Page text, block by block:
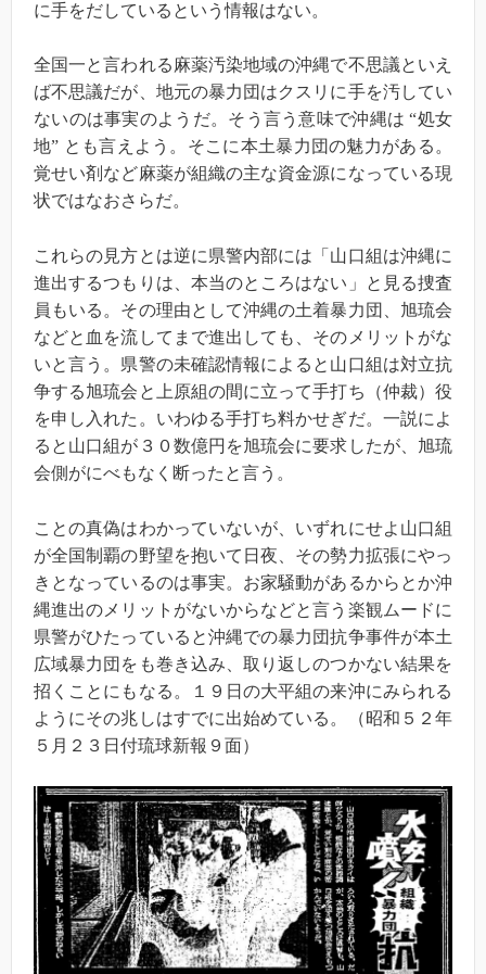
に手をだしているという情報はない。
全国一と言われる麻薬汚染地域の沖縄で不思議といえ
ば不思議だが、地元の暴力団はクスリに手を汚してい
ないのは事実のようだ。そう言う意味で沖縄は “処女
地” とも言えよう。そこに本土暴力団の魅力がある。
覚せい剤など麻薬が組織の主な資金源になっている現
状ではなおさらだ。
これらの見方とは逆に県警内部には「山口組は沖縄に
進出するつもりは、本当のところはない」と見る捜査
員もいる。その理由として沖縄の土着暴力団、旭琉会
などと血を流してまで進出しても、そのメリットがな
いと言う。県警の未確認情報によると山口組は対立抗
争する旭琉会と上原組の間に立って手打ち（仲裁）役
を申し入れた。いわゆる手打ち料かせぎだ。一説によ
ると山口組が３０数億円を旭琉会に要求したが、旭琉
会側がにべもなく断ったと言う。
ことの真偽はわかっていないが、いずれにせよ山口組
が全国制覇の野望を抱いて日夜、その勢力拡張にやっ
きとなっているのは事実。お家騒動があるからとか沖
縄進出のメリットがないからなどと言う楽観ムードに
県警がひたっていると沖縄での暴力団抗争事件が本土
広域暴力団をも巻き込み、取り返しのつかない結果を
招くことにもなる。１９日の大平組の来沖にみられる
ようにその兆しはすでに出始めている。（昭和５２年
５月２３日付琉球新報９面）